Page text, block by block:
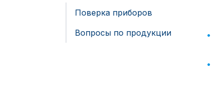
Поверка приборов
Вопросы по продукции